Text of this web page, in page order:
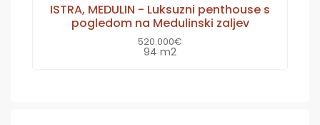
ISTRA, MEDULIN - Luksuzni penthouse s
pogledom na Medulinski zaljev
520.000€
94 m2